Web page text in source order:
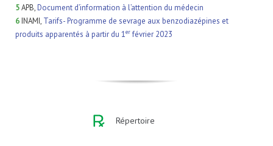
5APB,Document d’information à l’attention du médecin
6INAMI, Tarifs- Programme de sevrage aux benzodiazépines et
produits apparentés à partir du 1er février 2023
Répertoire